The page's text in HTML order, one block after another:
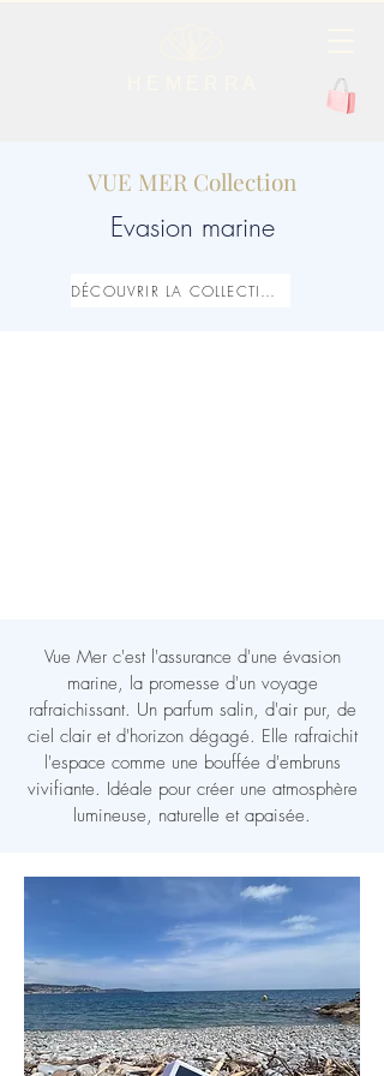
VUE MER Collection
Evasion marine
DÉCOUVRIR LA COLLECTION
Vue Mer c'est l'assurance d'une évasion
marine, la promesse d'un voyage
rafraichissant. Un parfum salin, d'air pur, de
ciel clair et d'horizon dégagé. Elle rafraichit
l'espace comme une bouffée d'embruns
vivifiante. Idéale pour créer une atmosphère
lumineuse, naturelle et apaisée.